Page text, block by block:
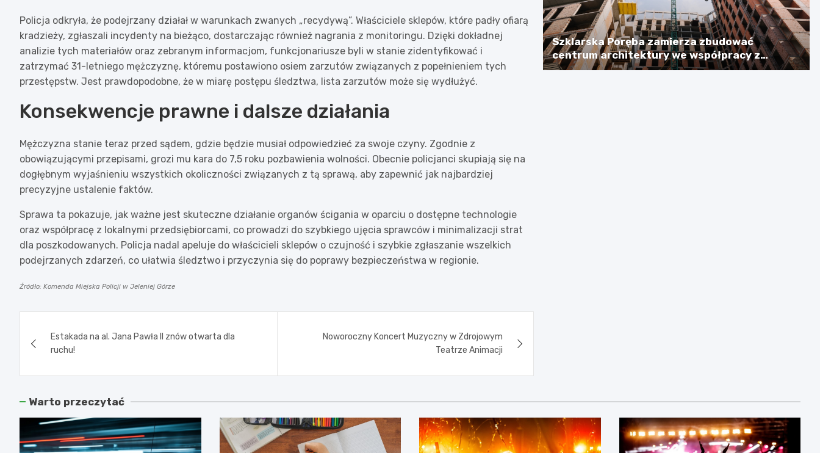
Policja odkryła, że podejrzany działał w warunkach zwanych „recydywą”. Właściciele sklepów, które padły ofiarą
kradzieży, zgłaszali incydenty na bieżąco, dostarczając również nagrania z monitoringu. Dzięki dokładnej
analizie tych materiałów oraz zebranym informacjom, funkcjonariusze byli w stanie zidentyfikować i
zatrzymać 31-letniego mężczyznę, któremu postawiono osiem zarzutów związanych z popełnieniem tych
przestępstw. Jest prawdopodobne, że w miarę postępu śledztwa, lista zarzutów może się wydłużyć.
Konsekwencje prawne i dalsze działania
Mężczyzna stanie teraz przed sądem, gdzie będzie musiał odpowiedzieć za swoje czyny. Zgodnie z
obowiązującymi przepisami, grozi mu kara do 7,5 roku pozbawienia wolności. Obecnie policjanci skupiają się na
dogłębnym wyjaśnieniu wszystkich okoliczności związanych z tą sprawą, aby zapewnić jak najbardziej
precyzyjne ustalenie faktów.
Sprawa ta pokazuje, jak ważne jest skuteczne działanie organów ścigania w oparciu o dostępne technologie
oraz współpracę z lokalnymi przedsiębiorcami, co prowadzi do szybkiego ujęcia sprawców i minimalizacji strat
dla poszkodowanych. Policja nadal apeluje do właścicieli sklepów o czujność i szybkie zgłaszanie wszelkich
podejrzanych zdarzeń, co ułatwia śledztwo i przyczynia się do poprawy bezpieczeństwa w regionie.
Źródło: Komenda Miejska Policji w Jeleniej Górze
wpisuEstakada na al. Jana Pawła II znów otwarta dla
ruchu!
Noworoczny Koncert Muzyczny w Zdrojowym
Teatrze Animacji
Szklarska Poręba zamierza zbudować
centrum architektury we współpracy z
Niemcami, licząc na dotację w wysokości
Warto przeczytać